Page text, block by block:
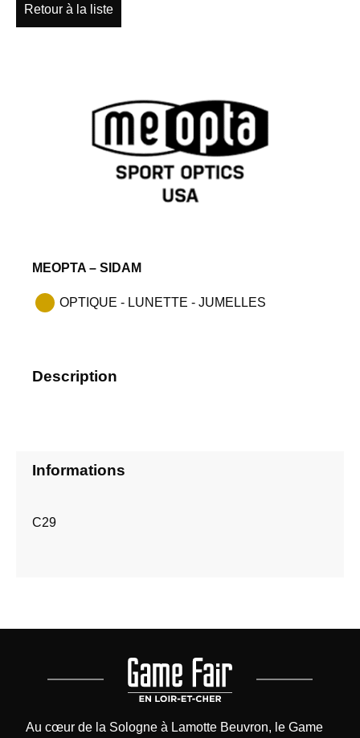
Retour à la liste
MEOPTA – SIDAM
OPTIQUE - LUNETTE - JUMELLES
Description
Informations
C29
Au cœur de la Sologne à Lamotte Beuvron, le Game